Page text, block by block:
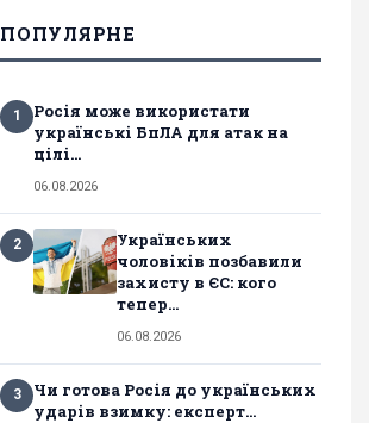
ПОПУЛЯРНЕ
1
Росія може використати
українські БпЛА для атак на
цілі...
06.08.2026
2
Українських
чоловіків позбавили
захисту в ЄС: кого
тепер...
06.08.2026
3
Чи готова Росія до українських
ударів взимку: експерт...